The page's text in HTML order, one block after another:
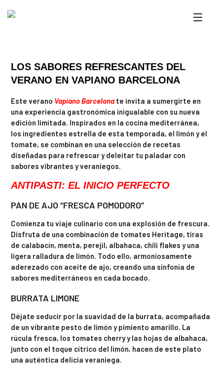
LOS SABORES REFRESCANTES DEL
VERANO EN VAPIANO BARCELONA
Este verano Vapiano Barcelona te invita a sumergirte en
una experiencia gastronómica inigualable con su nueva
edición limitada. Inspirados en la cocina mediterránea,
los ingredientes estrella de esta temporada, el limón y el
tomate, se combinan en una selección de recetas
diseñadas para refrescar y deleitar tu paladar con
sabores vibrantes y veraniegos.
ANTIPASTI: EL INICIO PERFECTO
PAN DE AJO “FRESCA POMODORO”
Comienza tu viaje culinario con una explosión de frescura.
Disfruta de una combinación de tomates Heritage, tiras
de calabacín, menta, perejil, albahaca, chili flakes y una
ligera ralladura de limón. Todo ello, armoniosamente
aderezado con aceite de ajo, creando una sinfonía de
sabores mediterráneos en cada bocado.
BURRATA LIMONE
Déjate seducir por la suavidad de la burrata, acompañada
de un vibrante pesto de limón y pimiento amarillo. La
rúcula fresca, los tomates cherry y las hojas de albahaca,
junto con el toque cítrico del limón, hacen de este plato
una auténtica delicia veraniega.